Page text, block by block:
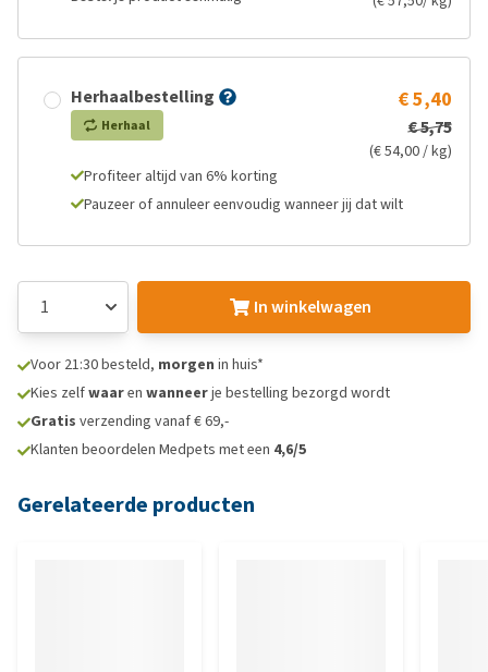
Herhaalbestelling
Herhaal
€ 5,40
€ 5,75
(€ 54,00 / kg)
Profiteer altijd van 6% korting
Pauzeer of annuleer eenvoudig wanneer jij dat wilt
In winkelwagen
Voor 21:30 besteld, morgen in huis*
Kies zelfwaaren wanneerje bestelling bezorgd wordt
Gratis verzending vanaf € 69,-
Klanten beoordelen Medpets met een 4,6/5
Gerelateerde producten